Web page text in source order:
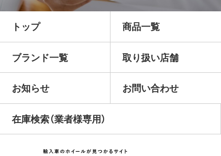
トップ 商品一覧
ブランド一覧 取り扱い店舗
お知らせ お問い合わせ
在庫検索（業者様専用）